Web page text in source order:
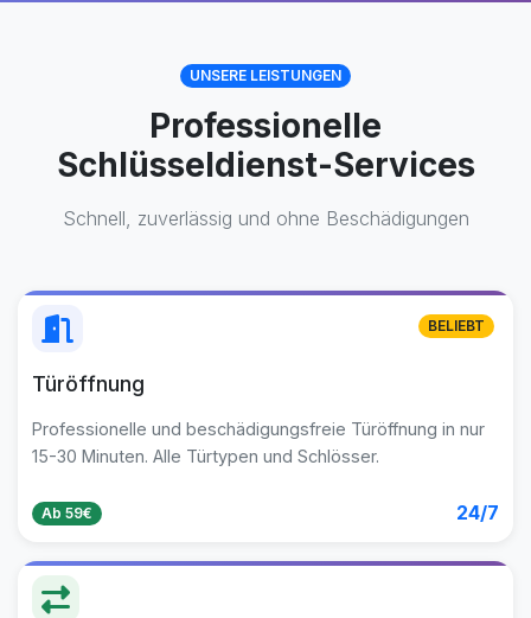
UNSERE LEISTUNGEN
Professionelle
Schlüsseldienst-Services
Schnell, zuverlässig und ohne Beschädigungen
Türöffnung
Professionelle und beschädigungsfreie Türöffnung in nur
15-30 Minuten. Alle Türtypen und Schlösser.
Ab 59€ 24/7
BELIEBT